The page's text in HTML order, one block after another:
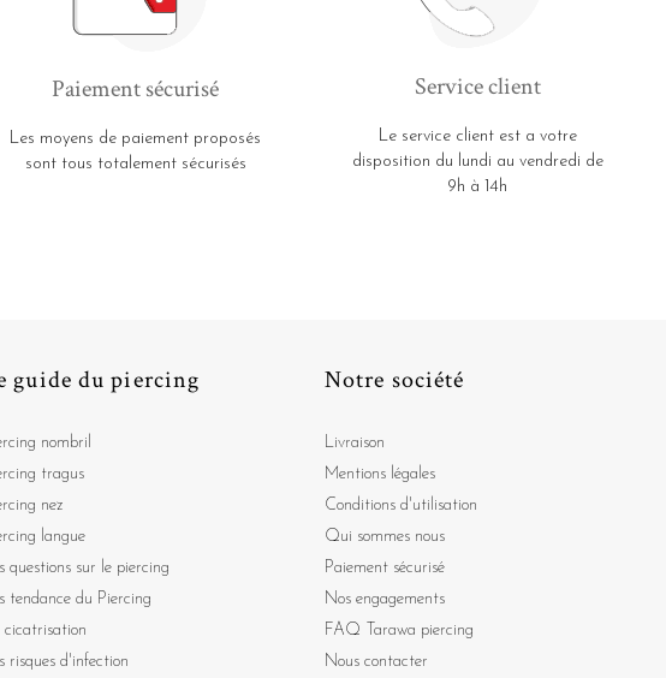
Paiement sécurisé
Les moyens de paiement proposés
sont tous totalement sécurisés
Service client
Le service client est a votre
disposition du lundi au vendredi de
9h à 14h
guide du piercing
nombril
tragus
nez
langue
questions sur le piercing
tendance du Piercing
cicatrisation
risques d'infection
Notre société
Livraison
Mentions légales
Conditions d'utilisation
Qui sommes nous
Paiement sécurisé
Nos engagements
FAQ Tarawa piercing
Nous contacter